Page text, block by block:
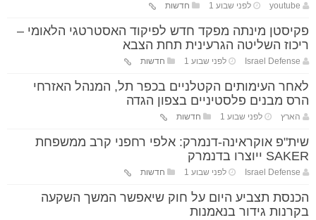
youtube לפני שבוע 1 חדשות
פקיסטן מינתה מפקד חדש לפיקוד האסטרטגי הלאומי –
ריכוז השליטה הגרעינית תחת הצבא
Israel Defense לפני שבוע 1 חדשות
לאחר העימותים הקטלניים בכפר תל, המנהל האזרחי
הרס מבנים פלסטיניים בצפון הגדה
הארץ לפני שבוע 1 חדשות
שית"פ אוקראינה-דנמרק: אלפי רחפני קרב ממשפחת
SAKER ייוצרו בדנמרק
Israel Defense לפני שבוע 1 חדשות
הכנסת תצביע היום על חוק שיאפשר המשך השקעה
בקרנות גידור בנאמנות